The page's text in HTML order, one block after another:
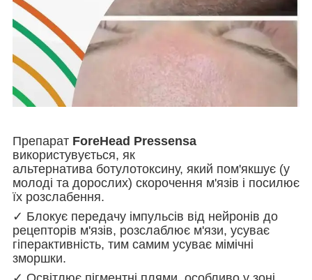
Препарат ForeHead Pressensa
використувується, як
альтернатива ботулотоксину, який пом'якшує (у
молоді та дорослих) скорочення м'язів і посилює
їх розслабення.
✓ Блокує передачу імпульсів від нейронів до
рецепторів м'язів, розслаблює м'язи, усуває
гіперактивність, тим самим усуває мімічні
зморшки.